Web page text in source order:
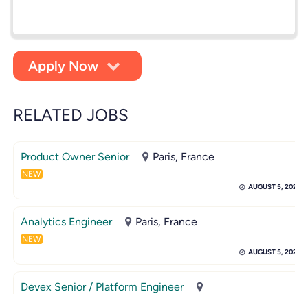
Apply Now
RELATED JOBS
Product Owner Senior Paris, France
NEW
AUGUST 5, 2026
Analytics Engineer Paris, France
NEW
AUGUST 5, 2026
Devex Senior / Platform Engineer